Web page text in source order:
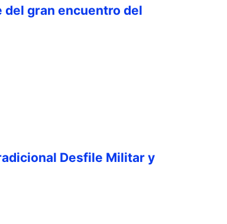
gran encuentro del
Desfile Militar y